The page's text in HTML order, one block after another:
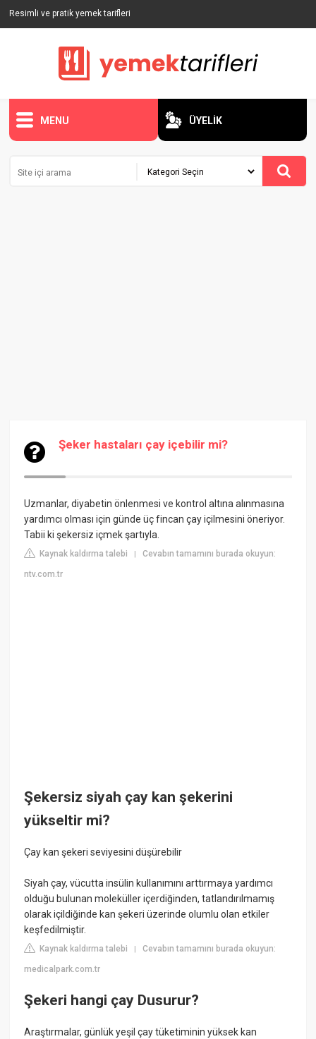
Resimli ve pratik yemek tarifleri
MENU ÜYELİK
Şeker hastaları çay içebilir mi?
Uzmanlar, diyabetin önlenmesi ve kontrol altına alınmasına
yardımcı olması için günde üç fincan çay içilmesini öneriyor.
Tabii ki şekersiz içmek şartıyla.
Kaynak kaldırma talebi |Cevabın tamamını burada okuyun:
ntv.com.tr
Şekersiz siyah çay kan şekerini
yükseltir mi?
Çay kan şekeri seviyesini düşürebilir
Siyah çay, vücutta insülin kullanımını arttırmaya yardımcı
olduğu bulunan moleküller içerdiğinden, tatlandırılmamış
olarak içildiğinde kan şekeri üzerinde olumlu olan etkiler
keşfedilmiştir.
Kaynak kaldırma talebi |Cevabın tamamını burada okuyun:
medicalpark.com.tr
Şekeri hangi çay Dusurur?
Araştırmalar, günlük yeşil çay tüketiminin yüksek kan